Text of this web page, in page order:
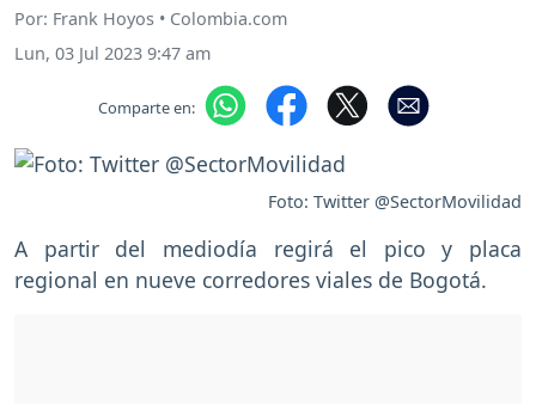
Por: Frank Hoyos • Colombia.com
Lun, 03 Jul 2023 9:47 am
Comparte en:
Foto: Twitter @SectorMovilidad
A partir del mediodía regirá el pico y placa
regional en nueve corredores viales de Bogotá.